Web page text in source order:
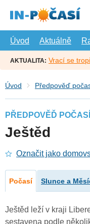
hlavní
Úvod
Aktuálně
AKTUALITA: Vrací se
Úvod Předpověď
PŘEDPOVĚĎ POČASÍ
Ještěd
Označit jako
Počasí Slunce a
Ještěd leží v kraji
sestavena podle